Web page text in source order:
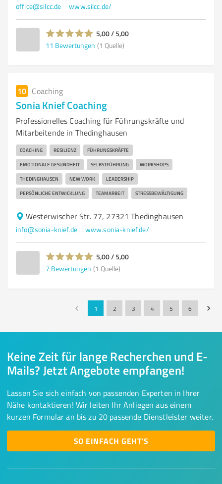
office@silcc.de www.silcc.de/
5,00 / 5,00
11 Bewertungen (1 Quelle)
10 Coaching
Sonia Knief Coaching
Professionelles Coaching für Führungskräfte und
Mitarbeitende in Thedinghausen
COACHING RESILIENZ FÜHRUNGSKRÄFTE
EMOTIONALE GESUNDHEIT SELBSTFÜHRUNG WORKSHOPS
THEDINGHAUSEN NEW WORK LEADERSHIP
PERSÖNLICHE ENTWICKLUNG TEAMARBEIT STRESSBEWÄLTIGUNG
Westerwischer Str. 77, 27321 Thedinghausen
info@sonia-knief.de www.sonia-knief.de/
5,00 / 5,00
7 Bewertungen (1 Quelle)
1 2 3 4 5 6
Keine Zeit für lange Recherchen und E-
Mails? Jetzt Angebote empfangen!
Lassen Sie sich einfach von passenden Experten in Ihrer
Nähe kontaktieren! Wir leiten Ihr Anliegen aus einem
kurzen Formular an bis zu 20 passende Dienstleister weiter.
SO EINFACH GEHT'S